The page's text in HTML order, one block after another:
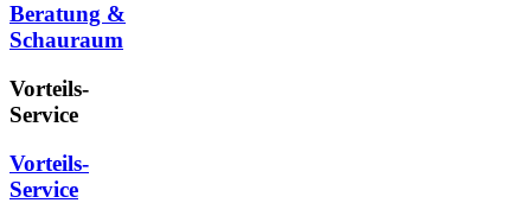
Beratung &
Schauraum
Vorteils-
Service
Vorteils-
Service